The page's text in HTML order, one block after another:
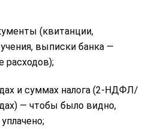
(квитанции,
выписки банка —
расходов);
и суммах налога (2-НДФЛ/
— чтобы было видно,